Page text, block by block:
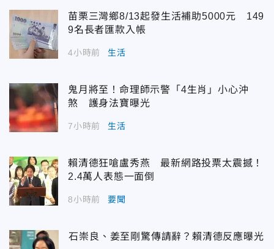
苗栗三灣鄉8/13起發生活補助5000元 149
9名長者匯款入帳
4小時前 生活
鬼月將至！命理師示警「4生肖」小心沖
煞 護身法寶曝光
7小時前 生活
賴清德狂嗆盧秀燕 最新網路投票太震撼！
2.4萬人表態一面倒
8小時前 要聞
石崇良、姜至剛驚傳請辭？賴清德反應曝光